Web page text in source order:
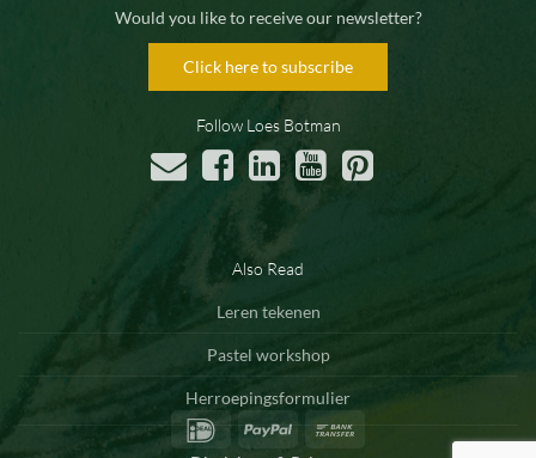
Would you like to receive our newsletter?
Click here to subscribe
Follow Loes Botman
Also Read
Leren tekenen
Pastel workshop
Herroepingsformulier
IDeal
PayPal